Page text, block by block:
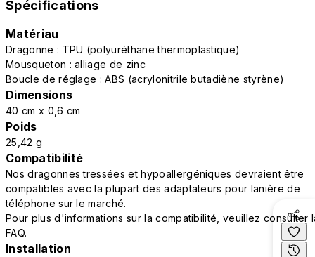
Spécifications
Matériau
Dragonne : TPU (polyuréthane thermoplastique)
Mousqueton : alliage de zinc
Boucle de réglage : ABS (acrylonitrile butadiène styrène)
Dimensions
40 cm x 0,6 cm
Poids
25,42 g
Compatibilité
Nos dragonnes tressées et hypoallergéniques devraient être
compatibles avec la plupart des adaptateurs pour lanière de
téléphone sur le marché.
Pour plus d'informations sur la compatibilité, veuillez consulter
FAQ.
Installation